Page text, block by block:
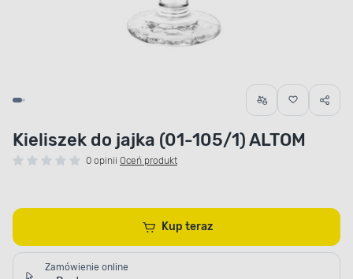
Kieliszek do jajka (01-105/1) ALTOM
0 opinii Oceń produkt
Kup teraz
Zamówienie online